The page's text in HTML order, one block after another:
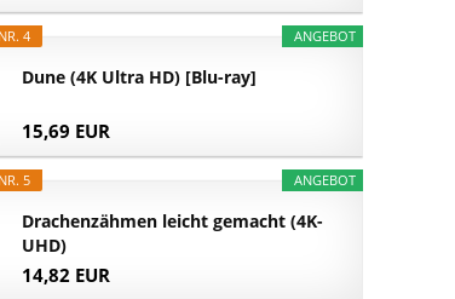
ANGEBOT
4
Dune (4K Ultra HD) [Blu-ray]
15,69 EUR
ANGEBOT
5
Drachenzähmen leicht gemacht (4K-
UHD)
14,82 EUR